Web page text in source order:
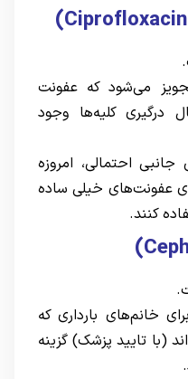
می‌شود که عفونت
درگیری کلیه‌ها وجود
احتمالی، امروزه
عفونت‌های خیلی ساده
کنند.
خانم‌های بارداری که
(با تایید پزشک) گزینه